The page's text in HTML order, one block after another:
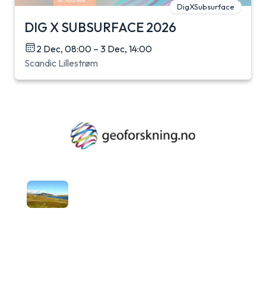
DigXSubsurface
DIG X SUBSURFACE 2026
2 Dec, 08:00 – 3 Dec, 14:00
Scandic Lillestrøm